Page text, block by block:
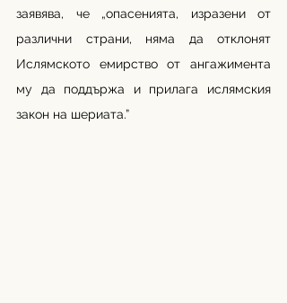
заявява, че „опасенията, изразени от
различни страни, няма да отклонят
Ислямското емирство от ангажимента
му да поддържа и прилага ислямския
закон на шериата.”